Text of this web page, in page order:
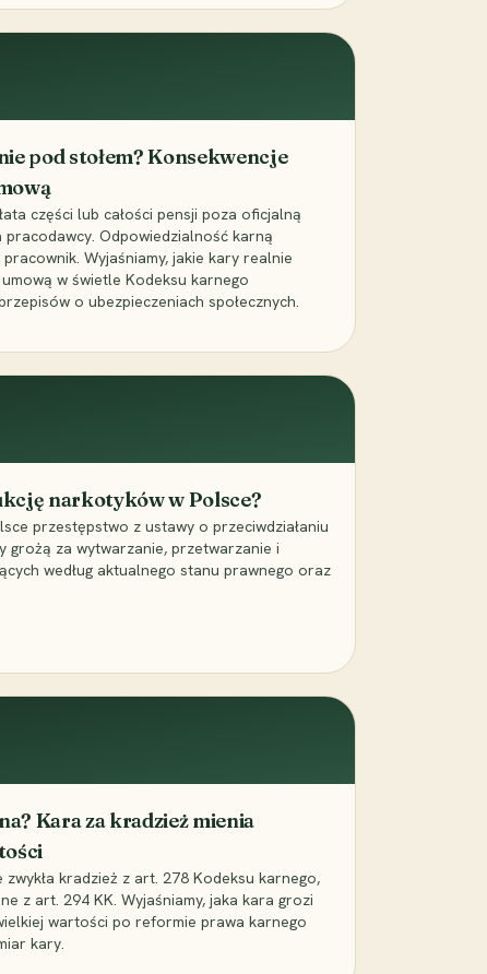
pod stołem? Konsekwencje
części lub całości pensji poza oficjalną
Odpowiedzialność karną
Wyjaśniamy, jakie kary realnie
w świetle Kodeksu karnego
o ubezpieczeniach społecznych.
narkotyków w Polsce?
przestępstwo z ustawy o przeciwdziałaniu
grożą za wytwarzanie, przetwarzanie i
według aktualnego stanu prawnego oraz
Kara za kradzież mienia
kradzież z art. 278 Kodeksu karnego,
z art. 294 KK. Wyjaśniamy, jaka kara grozi
wartości po reformie prawa karnego
kary.